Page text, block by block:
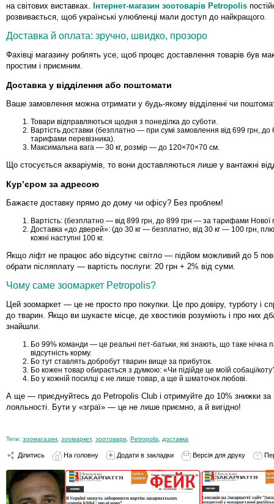
на світових виставках.
Інтернет-магазин зоотоварів Petropolis
розвивається, щоб українські улюбленці мали доступ до найкращого.
Доставка й оплата: зручно, швидко, прозоро
Фахівці магазину роблять усе, щоб процес доставлення товарів був
простим і приємним.
Доставка у відділення або поштомати
Ваше замовлення можна отримати у будь-якому відділенні чи
Товари відправляються щодня з понеділка до суботи.
Вартість доставки (безплатно — при сумі замовлення від 699 грн,
тарифами перевізника).
Максимальна вага — 30 кг, розмір — до 120×70×70 см.
Що стосується акваріумів, то вони доставляються лише у вантажні
Кур’єром за адресою
Бажаєте доставку прямо до дому чи офісу? Без проблем!
Вартість: (безплатно — від 899 грн, до 899 грн — за тарифами Нової
Доставка «до дверей»: (до 30 кг — безплатно, від 30 кг — 100 грн,
кожні наступні 100 кг.
Якщо ліфт не працює або відсутнє світло — підйом можливий до 5
обрати післяплату — вартість послуги: 20 грн + 2% від суми.
Чому саме зоомаркет Petropolis?
Цей зоомаркет — це не просто про покупки. Це про довіру, турботу і
до тварин. Якщо ви шукаєте місце, де хвостиків розуміють і про них
знайшли.
Бо 99% команди — це реальні пет-батьки, які знають, що таке нічна
відсутність корму.
Бо тут ставлять добробут тварин вище за прибуток.
Бо кожен товар обирається з думкою: «Чи підійде це моїй собаці/
Бо у кожній посилці є не лише товар, а ще й шматочок любові.
А ще — приєднуйтесь до Petropolis Club і отримуйте до 10% знижки за
лояльності. Бути у «зграї» — це не лише приємно, а й вигідно!
Теги: зоомагазин зоомаркет, зоотовари Petropolis доставка
Ділитись На головну Додати в закладки Версія для друку